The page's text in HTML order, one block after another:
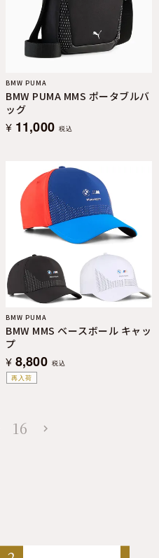
BMW PUMA
BMW PUMA MMS ポータブルバ
ッグ
¥ 11,000 税込
再入荷
BMW PUMA
BMW MMS ベースボール キャッ
プ
¥ 8,800 税込
16